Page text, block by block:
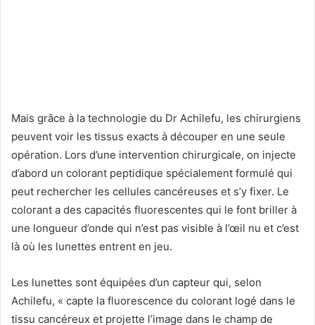
Mais grâce à la technologie du Dr Achilefu, les chirurgiens
peuvent voir les tissus exacts à découper en une seule
opération. Lors d’une intervention chirurgicale, on injecte
d’abord un colorant peptidique spécialement formulé qui
peut rechercher les cellules cancéreuses et s’y fixer. Le
colorant a des capacités fluorescentes qui le font briller à
une longueur d’onde qui n’est pas visible à l’œil nu et c’est
là où les lunettes entrent en jeu.
Les lunettes sont équipées d’un capteur qui, selon
Achilefu, « capte la fluorescence du colorant logé dans le
tissu cancéreux et projette l’image dans le champ de